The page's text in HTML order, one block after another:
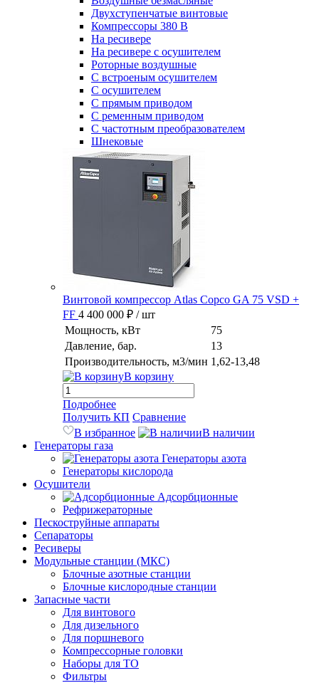
Двухступенчатые винтовые
Компрессоры 380 В
На ресивере
На ресивере с осушителем
Роторные воздушные
С встроеным осушителем
С осушителем
С прямым приводом
С ременным приводом
С частотным преобразователем
Шнековые
Винтовой компрессор Atlas Copco GA 75 VSD +
FF 4 400 000 ₽ / шт
Мощность, кВт
75
Давление, бар.
13
Производительность, м3/мин 1,62-13,48
В корзину
Подробнее
Получить КП Сравнение
В избранное
В наличии
Генераторы газа
Генераторы азота
Генераторы кислорода
Осушители
Адсорбционные
Рефрижераторные
Пескоструйные аппараты
Сепараторы
Ресиверы
Модульные станции (МКС)
Блочные азотные станции
Блочные кислородные станции
Запасные части
Для винтового
Для дизельного
Для поршневого
Компрессорные головки
Наборы для ТО
Фильтры